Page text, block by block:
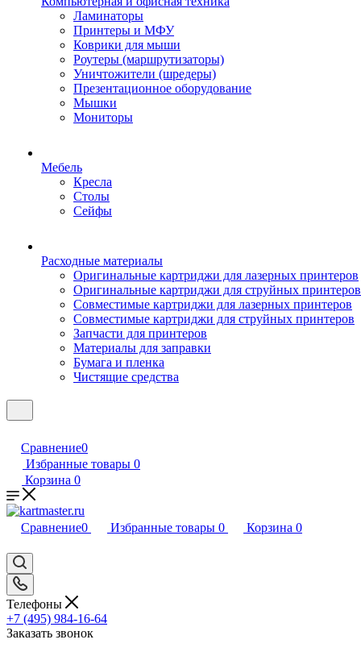
Ламинаторы
Принтеры и МФУ
Коврики для мыши
Роутеры (маршрутизаторы)
Уничтожители (шредеры)
Презентационное оборудование
Мышки
Мониторы
Мебель
Кресла
Столы
Сейфы
Расходные материалы
Оригинальные картриджи для лазерных принтеров
Оригинальные картриджи для струйных принтеров
Совместимые картриджи для лазерных принтеров
Совместимые картриджи для струйных принтеров
Запчасти для принтеров
Материалы для заправки
Бумага и пленка
Чистящие средства
Сравнение0
Избранные товары 0
Корзина 0
Сравнение0 Избранные товары 0 Корзина 0
Телефоны
+7 (495) 984-16-64
Заказать звонок